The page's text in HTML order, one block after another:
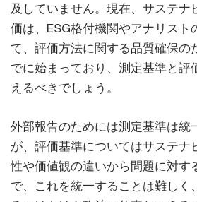
及していません。現在、サステナ
価は、ESG格付機関やアナリスト
て、評価方法に関する品質確保の
でに始まっており、測定基準と評
えるべきでしょう。
外部報告のためには測定基準は統
が、評価基準についてはサステナ
性や価値観の違いから問題に対す
で、これを統一することは難しく